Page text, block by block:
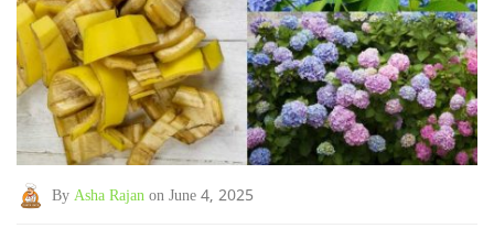
By Asha Rajan on June 4, 2025